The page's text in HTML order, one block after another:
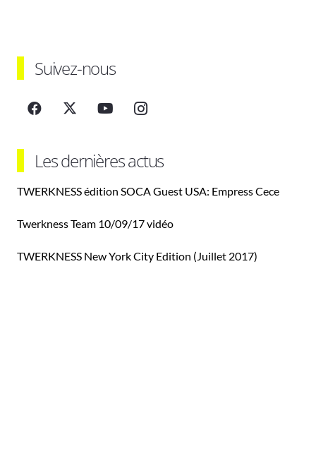
Suivez-nous
Les dernières actus
TWERKNESS édition SOCA Guest USA: Empress Cece
Twerkness Team 10/09/17 vidéo
TWERKNESS New York City Edition (Juillet 2017)